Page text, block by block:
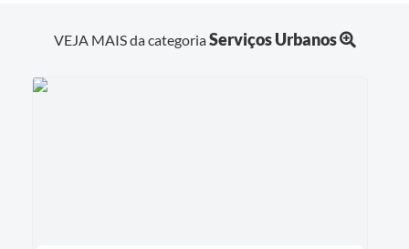
VEJA MAIS da categoriaServiços Urbanos